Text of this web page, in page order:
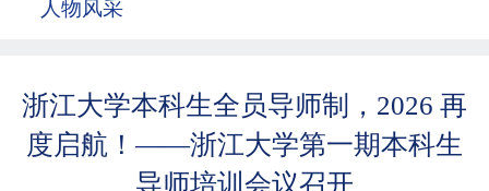
人物风采
浙江大学本科生全员导师制，2026 再
度启航！——浙江大学第一期本科生
导师培训会议召开